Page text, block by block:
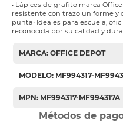
• Lápices de grafito marca
resistente con trazo uniforme y
punta• Ideales para escuela,
reconocida por su calidad y
MARCA: OFFICE DEPOT
MODELO: MF994317-
MPN: MF994317-MF994317A
Métodos de